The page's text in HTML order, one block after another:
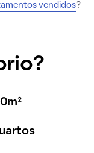
vendidos?